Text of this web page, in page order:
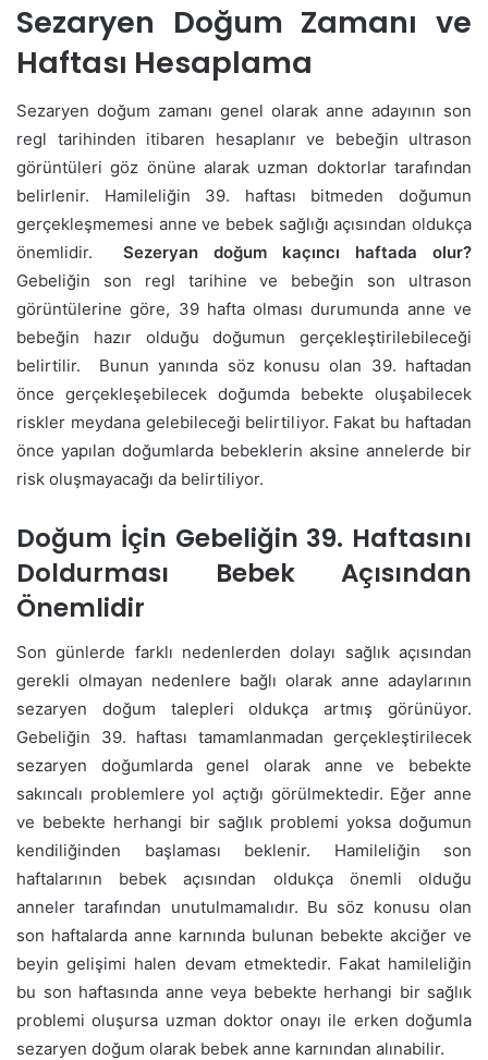
Sezaryen Doğum Zamanı ve
Haftası Hesaplama
Sezaryen doğum zamanı genel olarak anne adayının son
regl tarihinden itibaren hesaplanır ve bebeğin ultrason
görüntüleri göz önüne alarak uzman doktorlar tarafından
belirlenir. Hamileliğin 39. haftası bitmeden doğumun
gerçekleşmemesi anne ve bebek sağlığı açısından oldukça
önemlidir. Sezeryan doğum kaçıncı haftada olur?
Gebeliğin son regl tarihine ve bebeğin son ultrason
görüntülerine göre, 39 hafta olması durumunda anne ve
bebeğin hazır olduğu doğumun gerçekleştirilebileceği
belirtilir. Bunun yanında söz konusu olan 39. haftadan
önce gerçekleşebilecek doğumda bebekte oluşabilecek
riskler meydana gelebileceği belirtiliyor. Fakat bu haftadan
önce yapılan doğumlarda bebeklerin aksine annelerde bir
risk oluşmayacağı da belirtiliyor.
Doğum İçin Gebeliğin 39. Haftasını
Doldurması Bebek Açısından
Önemlidir
Son günlerde farklı nedenlerden dolayı sağlık açısından
gerekli olmayan nedenlere bağlı olarak anne adaylarının
sezaryen doğum talepleri oldukça artmış görünüyor.
Gebeliğin 39. haftası tamamlanmadan gerçekleştirilecek
sezaryen doğumlarda genel olarak anne ve bebekte
sakıncalı problemlere yol açtığı görülmektedir. Eğer anne
ve bebekte herhangi bir sağlık problemi yoksa doğumun
kendiliğinden başlaması beklenir. Hamileliğin son
haftalarının bebek açısından oldukça önemli olduğu
anneler tarafından unutulmamalıdır. Bu söz konusu olan
son haftalarda anne karnında bulunan bebekte akciğer ve
beyin gelişimi halen devam etmektedir. Fakat hamileliğin
bu son haftasında anne veya bebekte herhangi bir sağlık
problemi oluşursa uzman doktor onayı ile erken doğumla
sezaryen doğum olarak bebek anne karnından alınabilir.